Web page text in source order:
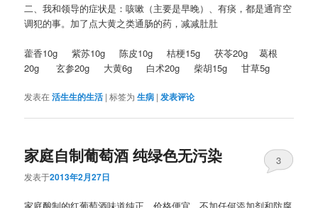
二、我和领导的症状是：咳嗽（主要是早晚）、有痰，都是通宵空
调犯的事。加了点大黄之类通肠的药，减减肚肚
藿香10g 紫苏10g 陈皮10g 桔梗15g 茯苓20g 葛根
20g 玄参20g 大黄6g 白术20g 柴胡15g 甘草5g
发表在活生生的生活 |标签为 生病 | 发表评论
家庭自制葡萄酒 纯绿色无污染
发表于2013年2月27日
3